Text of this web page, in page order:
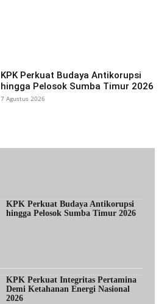
KPK Perkuat Budaya Antikorupsi
hingga Pelosok Sumba Timur 2026
7 Agustus 2026
KPK Perkuat Budaya Antikorupsi
hingga Pelosok Sumba Timur 2026
KPK Perkuat Integritas Pertamina
Demi Ketahanan Energi Nasional
2026